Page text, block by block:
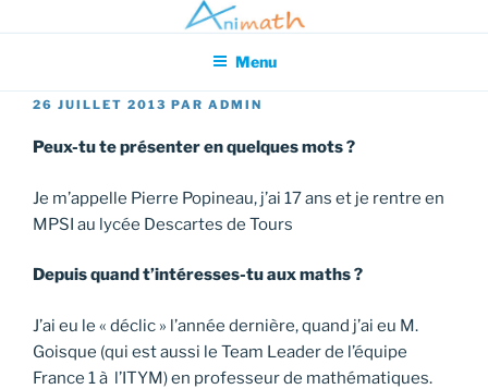
au
principal
Association pour l'Animation en Mathématiques
Menu
PUBLIÉ
26 JUILLET 2013 PAR ADMIN
Peux-tu te présenter en quelques mots ?
Je m’appelle Pierre Popineau, j’ai 17 ans et je rentre en
MPSI au lycée Descartes de Tours
Depuis quand t’intéresses-tu aux maths ?
J’ai eu le « déclic » l’année dernière, quand j’ai eu M.
Goisque (qui est aussi le Team Leader de l’équipe
France 1 à l’ITYM) en professeur de mathématiques.